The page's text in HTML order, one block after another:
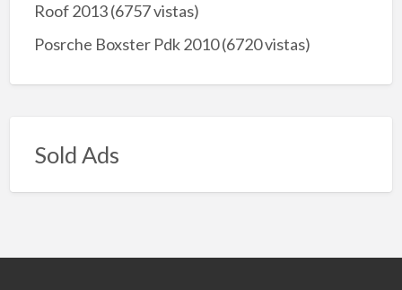
Roof 2013(6757 vistas)
Posrche Boxster Pdk 2010(6720 vistas)
Sold Ads